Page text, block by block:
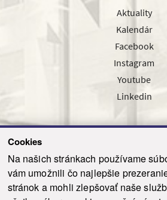
Cookies
Na našich stránkach používame
vám umožnili čo najlepšie
stránok a mohli zlepšovať naše
Aktuality
Kalendár
Facebook
Instagram
Youtube
Linkedin